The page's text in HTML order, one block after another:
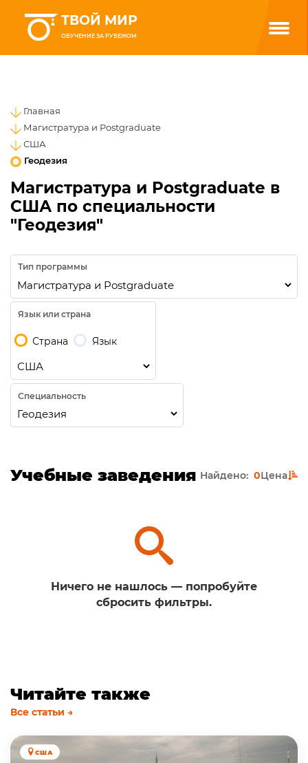
ТВОЙ МИР
ОБУЧЕНИЕ ЗА РУБЕЖОМ
Главная
Магистратура и Postgraduate
США
Геодезия
Магистратура и Postgraduate в
США по специальности
"Геодезия"
Тип программы
Язык или страна
Страна Язык
Специальность
Учебные заведения Найдено: 0Цена
Ничего не нашлось — попробуйте
сбросить фильтры.
Читайте также
Все статьи →
США